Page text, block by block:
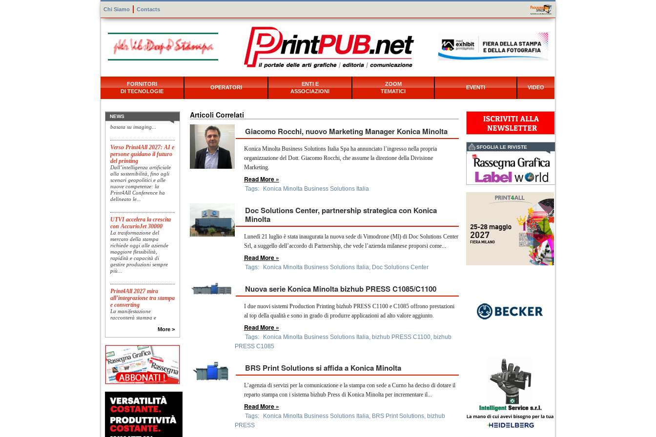
Chi Siamo Contacts
FORNITORI
DI TECNOLOGIE
OPERATORI
ENTI E
ASSOCIAZIONI
ZOOM
TEMATICI
EVENTI VIDEO
Articoli Correlati
Giacomo Rocchi, nuovo Marketing Manager Konica Minolta
Konica Minolta Business Solutions Italia Spa ha annunciato l’ingresso nella propria
organizzazione del Dott. Giacomo Rocchi, che assume la direzione della Divisione
Marketing.
Read More »
Tags: Konica Minolta Business Solutions Italia
Doc Solutions Center, partnership strategica con Konica
Minolta
Lunedì 21 luglio è stata inaugurata la nuova sede di Vimodrone (Ml) di Doc Solutions Center
Srl, a suggello dell’accordo di Partnership, che vede l’azienda milanese proporsi come...
Read More »
Tags: Konica Minolta Business Solutions Italia Doc Solutions Center
Nuova serie Konica Minolta bizhub PRESS C1085/C1100
I due nuovi sistemi Production Printing bizhub PRESS C1100 e C1085 offrono prestazioni
al top della qualità e sono in grado di produrre applicazioni ad alto valore aggiunto.
Read More »
Tags: Konica Minolta Business Solutions Italia bizhub PRESS C1100, bizhub
PRESS C1085
BRS Print Solutions si affida a Konica Minolta
L’agenzia di servizi per la comunicazione e la stampa con sede a Curno ha deciso di dotare il
reparto stampa con i sistema bizhub Press di Konica Minolta per incrementare il...
Read More »
Tags: Konica Minolta Business Solutions Italia BRS Print Solutions, bizhub
PRESS
NEWS
Konica Minolta presenta
Specim RETEX
Konica Minolta, realtà di
riferimento a livello globale
presenta Specim RETEX,
una soluzione completa
basata su imaging...
Verso Print4All 2027: AI e
persone guidano il futuro
del printing
Dall’intelligenza artificiale
alla sostenibilità, fino agli
scenari geopolitici e alle
nuove competenze: la
Print4All Conference ha
delineato le...
UTVI accelera la crescita
con AccurioJet 30000
La trasformazione del
mercato della stampa
richiede oggi alle aziende
maggiore flessibilità,
rapidità e capacità di
gestire produzioni sempre
più...
Print4All 2027 mira
all’integrazione tra stampa
e converting
La manifestazione
racconterà stampa e
converting a 360 gradi: dal
package printing alle
Una...
Platinum Technologies
presenta SIGNATURE
Flatbed
sviluppo e analisi
approfondita delle reali
esigenze produttive del
mercato, Platinum
Technologies, centro
europeo di ricerca e...
More >
SFOGLIA LE RIVISTE